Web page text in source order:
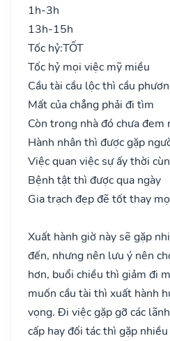
1h-3h
13h-15h
Tốc hỷ:TỐT
Tốc hỷ mọi việc mỹ miều
Cầu tài cầu lộc thì cầu
Mất của chẳng phải đi tìm
Còn trong nhà đó chưa đem
Hành nhân thì được gặp
Việc quan việc sự ấy thời
Bệnh tật thì được qua ngày
Gia trạch đẹp đẽ tốt thay
Xuất hành giờ này sẽ gặp
đến, nhưng nên lưu ý nên
hơn, buổi chiều thì giảm đi
muốn cầu tài thì xuất hành
vọng. Đi việc gặp gỡ các
cấp hay đối tác thì gặp